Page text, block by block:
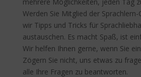
Werden Sie Mitglied der
wir Tipps und Tricks für
austauschen. Es macht Spaß, ist
Wir helfen Ihnen gerne, wenn Sie
Zögern Sie nicht, uns etwas zu
alle Ihre Fragen zu beantworten.